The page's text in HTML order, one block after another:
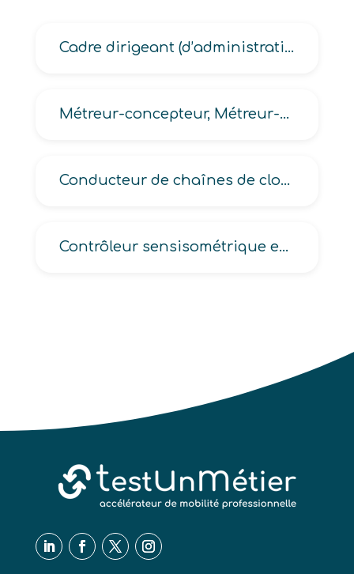
Cadre dirigeant (d’administration centrale, d’un service territorial)
Métreur-concepteur, Métreur-vérificateur
Conducteur de chaînes de clouage
Contrôleur sensisométrique en développement photographique